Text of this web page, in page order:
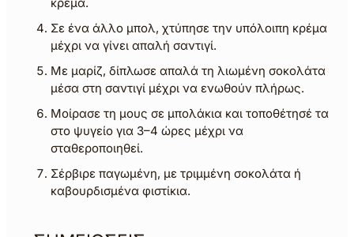
Σε ένα άλλο μπολ, χτύπησε την υπόλοιπη κρέμα
μέχρι να γίνει απαλή σαντιγί.
Με μαρίζ, δίπλωσε απαλά τη λιωμένη σοκολάτα
μέσα στη σαντιγί μέχρι να ενωθούν πλήρως.
Μοίρασε τη μους σε μπολάκια και τοποθέτησέ τα
στο ψυγείο για 3–4 ώρες μέχρι να
σταθεροποιηθεί.
Σέρβιρε παγωμένη, με τριμμένη σοκολάτα ή
καβουρδισμένα φιστίκια.